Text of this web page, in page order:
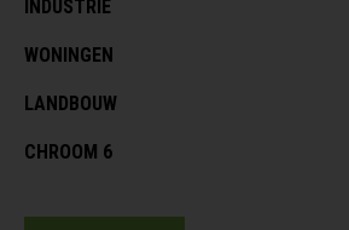
INDUSTRIE
WONINGEN
LANDBOUW
CHROOM 6